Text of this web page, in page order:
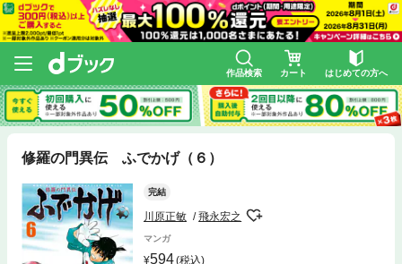
作品検索 カート はじめての方へ
修羅の門異伝 ふでかげ（６）
完結
川原正敏 飛永宏之
マンガ
594(税込)